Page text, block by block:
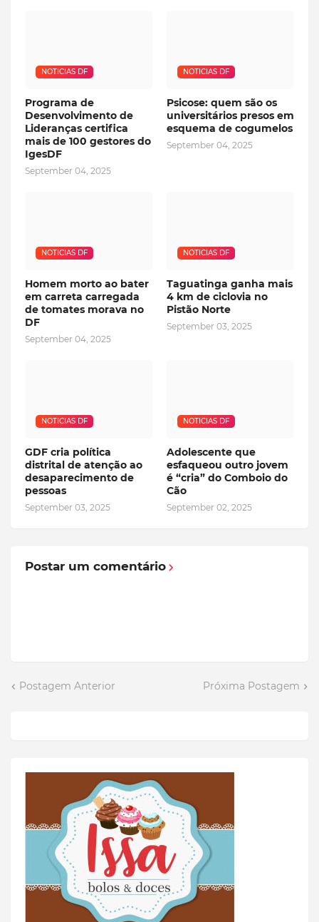
NOTICIAS DF
Programa de
Desenvolvimento de
Lideranças certifica
mais de 100 gestores do
IgesDF
September 04, 2025
NOTICIAS DF
Psicose: quem são os
universitários presos em
esquema de cogumelos
September 04, 2025
NOTICIAS DF
Homem morto ao bater
em carreta carregada
de tomates morava no
DF
September 04, 2025
NOTICIAS DF
Taguatinga ganha mais
4 km de ciclovia no
Pistão Norte
September 03, 2025
NOTICIAS DF
GDF cria política
distrital de atenção ao
desaparecimento de
pessoas
September 03, 2025
NOTICIAS DF
Adolescente que
esfaqueou outro jovem
é “cria” do Comboio do
Cão
September 02, 2025
Postar um comentário
Postagem Anterior Próxima Postagem